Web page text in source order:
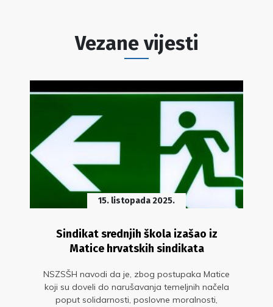
Vezane vijesti
15. listopada 2025.
Sindikat srednjih škola izašao iz
Matice hrvatskih sindikata
NSZSŠH navodi da je, zbog postupaka Matice
koji su doveli do narušavanja temeljnih načela
poput solidarnosti, poslovne moralnosti,